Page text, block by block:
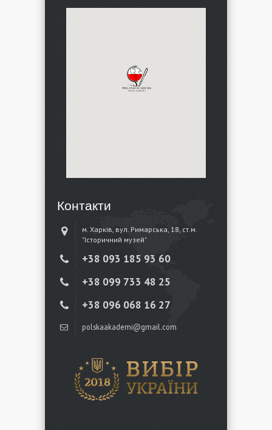
Контакти
м. Харків, вул. Римарська, 18, ст.м.
"Історичний музей"
+38 ‎093 185 93 60
+38 ‎099 733 48 25
+38 096 068 16 27
polskaakademi@gmail.com